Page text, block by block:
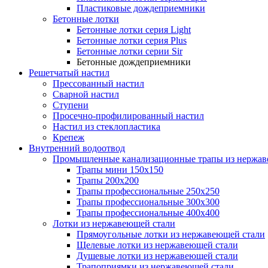
Пластиковые дождеприемники
Бетонные лотки
Бетонные лотки серия Light
Бетонные лотки серия Plus
Бетонные лотки серии Sir
Бетонные дождеприемники
Решетчатый настил
Прессованный настил
Сварной настил
Ступени
Просечно-профилированный настил
Настил из стеклопластика
Крепеж
Внутренний водоотвод
Промышленные канализационные трапы из
Трапы мини 150х150
Трапы 200х200
Трапы профессиональные 250х250
Трапы профессиональные 300х300
Трапы профессиональные 400х400
Лотки из нержавеющей стали
Прямоугольные лотки из нержавеющей стали
Щелевые лотки из нержавеющей стали
Душевые лотки из нержавеющей стали